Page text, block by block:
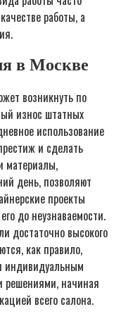
работы, а
в Москве
возникнуть по
износ штатных
использование
и сделать
материалы,
день, позволяют
проекты
до неузнаваемости.
достаточно высокого
как правило,
индивидуальным
решениями, начиная
всего салона.